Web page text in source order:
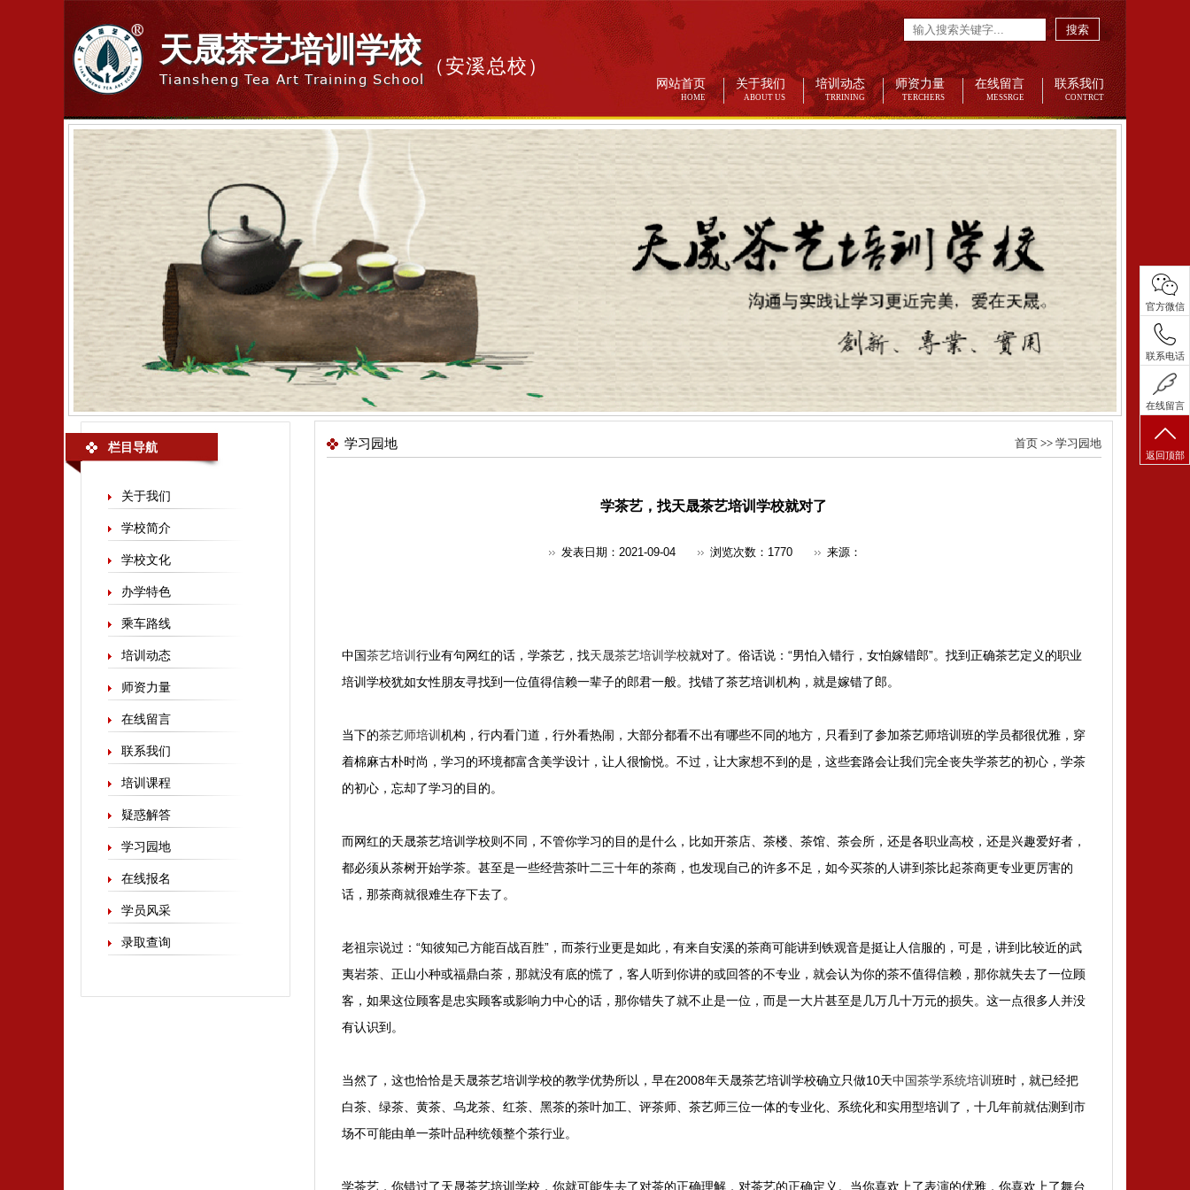
天晟茶艺培训学校
Tiansheng Tea Art Training School
（安溪总校）
网站首页
HOME
关于我们
ABOUT US
培训动态
TRRINING
师资力量
TERCHERS
在线留言
MESSRGE
联系我们
CONTRCT
搜索
栏目导航
关于我们
学校简介
学校文化
办学特色
乘车路线
培训动态
师资力量
在线留言
联系我们
培训课程
疑惑解答
学习园地
在线报名
学员风采
录取查询
首页>> 学习园地
学习园地
学茶艺，找天晟茶艺培训学校就对了
发表日期：2021-09-04 浏览次数： 1770 来源：
中国茶艺培训 行业有句网红的话，学茶艺，找天晟茶艺培训学校就对了。俗话说：“男怕入错行，女怕嫁错郎”。找到正确茶艺定义的职业
培训学校犹如女性朋友寻找到一位值得信赖一辈子的郎君一般。找错了茶艺培训机构，就是嫁错了郎。
当下的茶艺师培训 机构，行内看门道，行外看热闹，大部分都看不出有哪些不同的地方，只看到了参加茶艺师培训班的学员都很优雅，穿
着棉麻古朴时尚，学习的环境都富含美学设计，让人很愉悦。不过，让大家想不到的是，这些套路会让我们完全丧失学茶艺的初心，学茶
的初心，忘却了学习的目的。
而网红的天晟茶艺培训学校则不同，不管你学习的目的是什么，比如开茶店、茶楼、茶馆、茶会所，还是各职业高校，还是兴趣爱好者，
都必须从茶树开始学茶。甚至是一些经营茶叶二三十年的茶商，也发现自己的许多不足，如今买茶的人讲到茶比起茶商更专业更厉害的
话，那茶商就很难生存下去了。
老祖宗说过：“知彼知己方能百战百胜”，而茶行业更是如此，有来自安溪的茶商可能讲到铁观音是挺让人信服的，可是，讲到比较近的武
夷岩茶、正山小种或福鼎白茶，那就没有底的慌了，客人听到你讲的或回答的不专业，就会认为你的茶不值得信赖，那你就失去了一位顾
客，如果这位顾客是忠实顾客或影响力中心的话，那你错失了就不止是一位，而是一大片甚至是几万几十万元的损失。这一点很多人并没
有认识到。
当然了，这也恰恰是天晟茶艺培训学校的教学优势所以，早在2008年天晟茶艺培训学校确立只做10天中国茶学系统培训 班时，就已经把
白茶、绿茶、黄茶、乌龙茶、红茶、黑茶的茶叶加工、评茶师、茶艺师三位一体的专业化、系统化和实用型培训 了，十几年前就估测到市
场不可能由单一茶叶品种统领整个茶行业。
学茶艺，你错过了天晟茶艺培训学校，你就可能失去了对茶的正确理解，对茶艺的正确定义。当你喜欢上了表演的优雅，你喜欢上了舞台
官方微信
联系电话
在线留言
返回顶部